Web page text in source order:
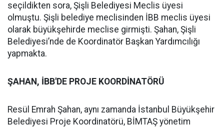
seçildikten sora, Şişli Belediyesi Meclis üyesi
olmuştu. Şişli belediye meclisinden İBB meclis üyesi
olarak büyükşehirde meclise girmişti. Şahan, Şişli
Belediyesi’nde de Koordinatör Başkan Yardımcılığı
yapmakta.
ŞAHAN, İBB'DE PROJE KOORDİNATÖRÜ
Resül Emrah Şahan, aynı zamanda İstanbul Büyükşehir
Belediyesi Proje Koordinatörü, BİMTAŞ yönetim